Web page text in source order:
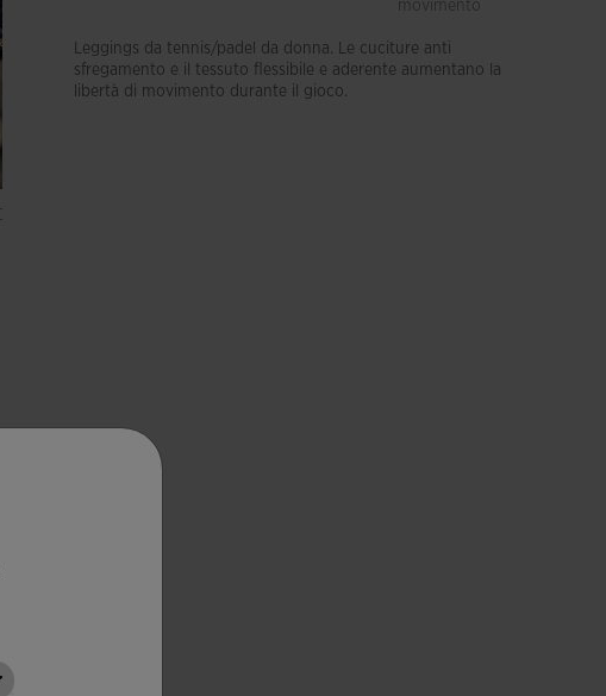
movimento
Leggings da tennis/padel da donna. Le cuciture anti
sfregamento e il tessuto flessibile e aderente aumentano la
libertà di movimento durante il gioco.